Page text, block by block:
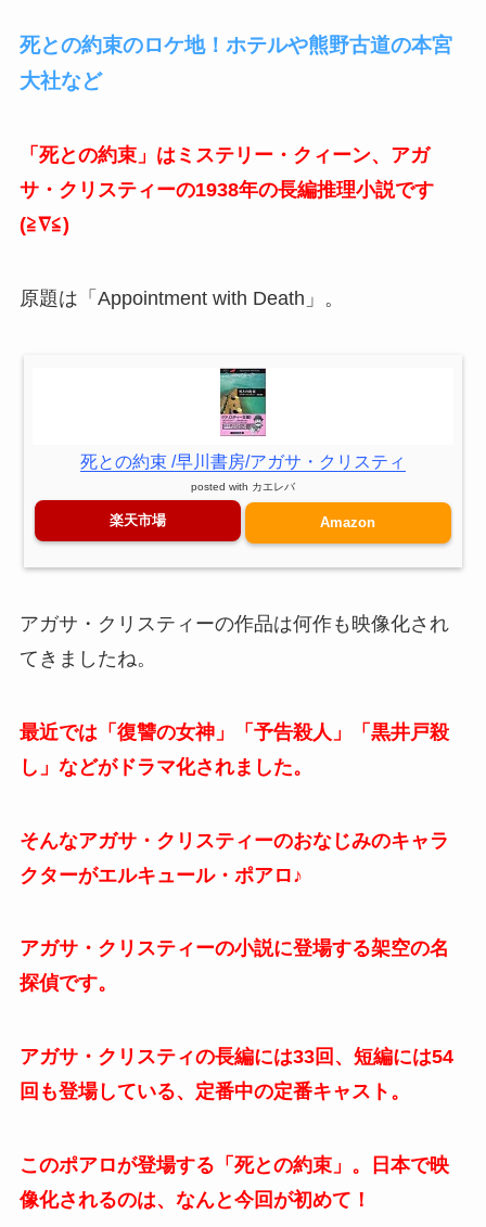
死との約束のロケ地！ホテルや熊野古道の本宮
大社など
「死との約束」はミステリー・クィーン、アガ
サ・クリスティーの1938年の長編推理小説です
(≧∇≦)
原題は「Appointment with Death」。
死との約束 /早川書房/アガサ・クリスティ
posted with カエレバ
楽天市場 Amazon
アガサ・クリスティーの作品は何作も映像化され
てきましたね。
最近では「復讐の女神」「予告殺人」「黒井戸殺
し」などがドラマ化されました。
そんなアガサ・クリスティーのおなじみのキャラ
クターがエルキュール・ポアロ♪
アガサ・クリスティーの小説に登場する架空の名
探偵です。
アガサ・クリスティの長編には33回、短編には54
回も登場している、定番中の定番キャスト。
このポアロが登場する「死との約束」。日本で映
像化されるのは、なんと今回が初めて！